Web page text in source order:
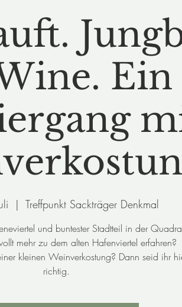
Ein
  |
Treffpunkt Sackträger Denkmal
und buntester Stadtteil in der
mehr zu dem alten Hafenviertel erfahren?
kleinen Weinverkostung? Dann seid ihr
richtig.